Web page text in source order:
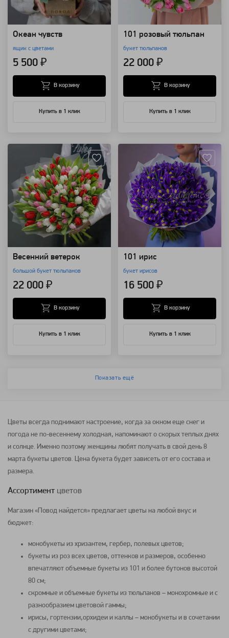
Океан чувств
ящик с цветами
5 500 ₽
Купить в 1 клик
В корзину
101 розовый тюльпан
букет тюльпанов
22 000 ₽
Купить в 1 клик
В корзину
Весенний ветерок
большой букет тюльпанов
22 000 ₽
Купить в 1 клик
В корзину
101 ирис
букет ирисов
16 500 ₽
Купить в 1 клик
В корзину
Показать ещё
Цветы всегда поднимают настроение, когда за окном еще снег и
погода не по-весеннему холодная, напоминают о скорых теплых днях
и солнце. Именно поэтому женщины любят получать в свой день 8
марта букеты цветов. Цена букета будет зависеть от его состава и
размера.
Ассортимент цветов
Магазин «Повод найдется» предлагает цветы на любой вкус и
бюджет:
монобукеты из хризантем, гербер, полевых цветов;
букеты из роз всех цветов, оттенков и размеров, особенно
впечатляют объемные букеты из 101 и более бутонов высотой
80 см;
скромные и объемные букеты из тюльпанов – монохромные и с
разнообразием цветовой гаммы;
ирисы, гортензии,орхидеи и каллы – монобукеты и в сочетании
с другими цветами;